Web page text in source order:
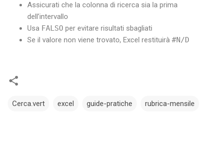
Assicurati che la colonna di ricerca sia la prima
dell’intervallo
Usa FALSO per evitare risultati sbagliati
Se il valore non viene trovato, Excel restituirà #N/D
Cerca.vert excel guide-pratiche rubrica-mensile